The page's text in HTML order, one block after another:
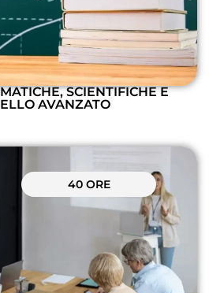
SCIENTIFICHE E
AVANZATO
40 ORE